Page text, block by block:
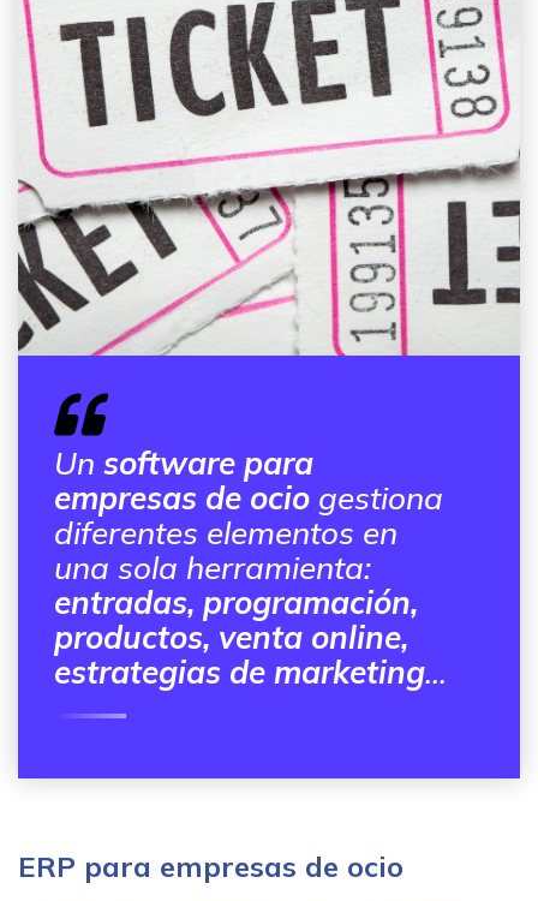
Un software para
empresas de ocio gestiona
diferentes elementos en
una sola herramienta:
entradas, programación,
productos, venta online,
estrategias de marketing...
ERP para empresas de ocio